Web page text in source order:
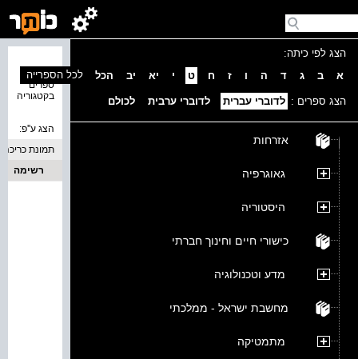
הצג לפי כיתה:
א
ב ג ד ה ו ז ח ט י יא יב הכל
הצג ספרים : לדוברי עברית לדוברי ערבית לכולם
אזרחות
גאוגרפיה
היסטוריה
כישורי חיים וחינוך חברתי
מדע וטכנולוגיה
מחשבת ישראל - ממלכתי
מתמטיקה
ספרים
בקטגוריה
לכל הספרייה
הצג ע''פ:
תמונת כריכה
רשימה